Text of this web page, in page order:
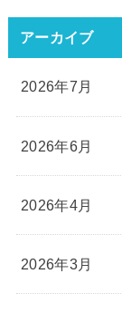
アーカイブ
2026年7月
2026年6月
2026年4月
2026年3月